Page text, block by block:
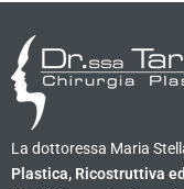
La dottoressa Maria
Plastica, Ricostruttiva